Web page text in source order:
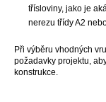
třísloviny, jako je
nerezu třídy A2
Při výběru vhodných
požadavky projektu,
konstrukce.